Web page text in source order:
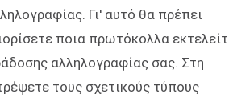
Γι' αυτό θα πρέπει
ποια πρωτόκολλα
αλληλογραφίας σας. Στη
τους σχετικούς τύπους